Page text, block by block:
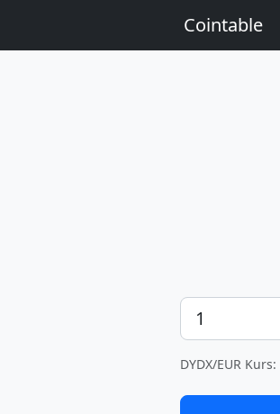
Cointable
Betrag
DYDX/EUR Kurs: